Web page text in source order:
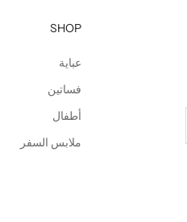
SHOP
عباية
فساتين
أطفال
ملابس السفر